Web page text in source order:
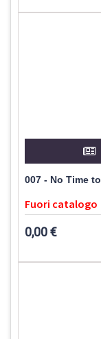
007 - No Time
Fuori catalogo
0,00 €